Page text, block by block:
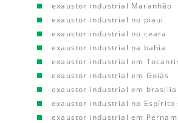
exaustor industrial Maranhão
exaustor industrial no piaui
exaustor industrial no ceara
exaustor industrial na bahia
exaustor industrial em
exaustor industrial em Goiás
exaustor industrial em brasilia
exaustor industrial no Espírito
exaustor industrial em